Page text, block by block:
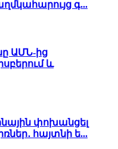
գ...
ԱՄՆ-ից
և
փոխանցել
հայտնի ե...